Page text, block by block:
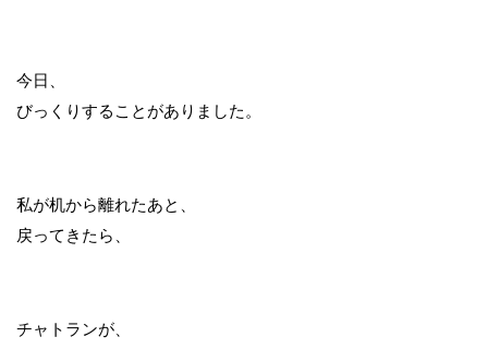
今日、
びっくりすることがありました。
私が机から離れたあと、
戻ってきたら、
チャトランが、